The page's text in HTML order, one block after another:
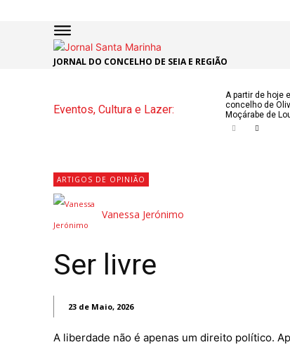
JORNAL DO CONCELHO DE SEIA E REGIÃO
Eventos, Cultura e Lazer:
A partir de hoje
concelho de
Moçárabe de
ARTIGOS DE OPINIÃO
Vanessa Jerónimo
Ser livre
23 de Maio, 2026
A liberdade não é apenas um direito político.